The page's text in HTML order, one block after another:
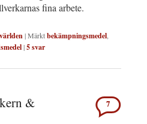
fina arbete.
|Märktbekämpningsmedel,
|5svar
&
7